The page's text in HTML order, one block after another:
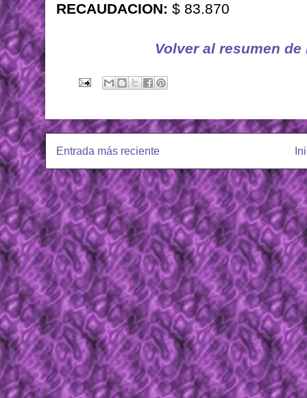
RECAUDACION: $ 83.870
Volver al resumen
Entrada más reciente